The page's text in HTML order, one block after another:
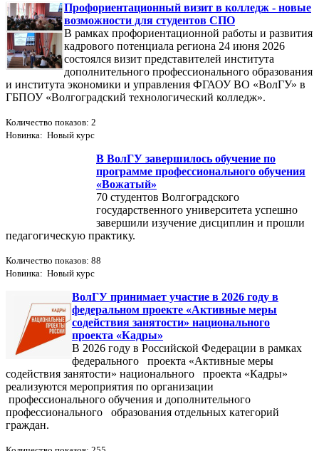
Профориентационный визит в колледж - новые
возможности для студентов СПО
В рамках профориентационной работы и развития
кадрового потенциала региона 24 июня 2026
состоялся визит представителей института
дополнительного профессионального образования
и института экономики и управления ФГАОУ ВО «ВолГУ» в
ГБПОУ «Волгоградский технологический колледж».
Количество показов: 2
Новинка: Новый курс
В ВолГУ завершилось обучение по
программе профессионального обучения
«Вожатый»
70 студентов Волгоградского
государственного университета успешно
завершили изучение дисциплин и прошли
педагогическую практику.
Количество показов: 88
Новинка: Новый курс
ВолГУ принимает участие в 2026 году в
федеральном проекте «Активные меры
содействия занятости» национального
проекта «Кадры»
В 2026 году в Российской Федерации в рамках
федерального проекта «Активные меры
содействия занятости» национального проекта «Кадры»
реализуются мероприятия по организации
профессионального обучения и дополнительного
профессионального образования отдельных категорий
граждан.